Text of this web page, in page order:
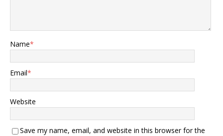
Name*
Email*
Website
Save my name, email, and website in this browser for the